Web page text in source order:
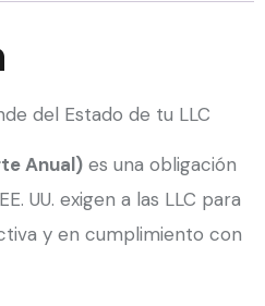
del Estado de tu LLC
Anual) es una obligación
UU. exigen a las LLC para
y en cumplimiento con